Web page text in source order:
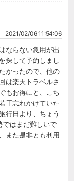
2021/02/06 11:54:06
ならない急用が出
探して予約しまし
かったので、他の
は楽天トラベルさ
もお得にと、こち
干忘れかけていた
行日より、ちょう
ではまだ難しいで
また是非とも利用